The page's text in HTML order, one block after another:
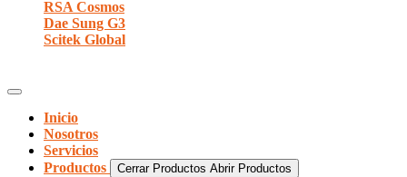
RSA Cosmos
Dae Sung G3
Scitek Global
Inicio
Nosotros
Servicios
Productos
Cerrar Productos Abrir Productos